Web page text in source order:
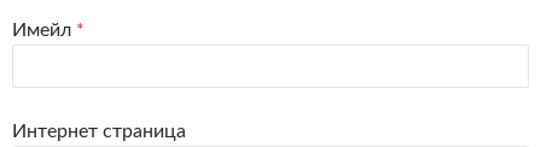
Имейл *
Интернет страница